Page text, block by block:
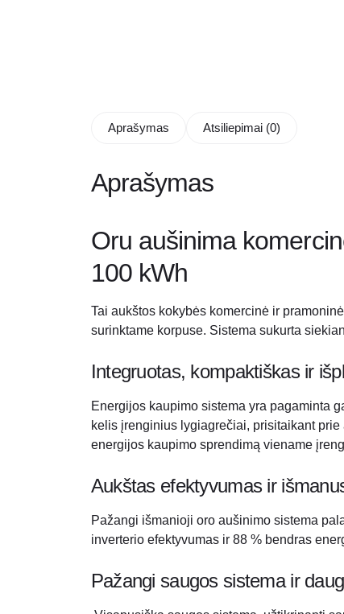
Aprašymas Atsiliepimai (0)
Aprašymas
Oru aušinima
100 kWh
Tai aukštos kokybės komercinė ir
surinktame korpuse. Sistema sukurta
Integruotas, kompaktiškas ir
Energijos kaupimo sistema yra pagaminta
kelis įrenginius lygiagrečiai, prisitaikant
energijos kaupimo sprendimą viename
Aukštas efektyvumas ir
Pažangi išmanioji oro aušinimo sistema
inverterio efektyvumas ir 88 % bendras
Pažangi saugos sistema ir